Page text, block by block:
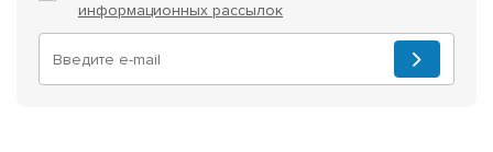
информационных рассылок